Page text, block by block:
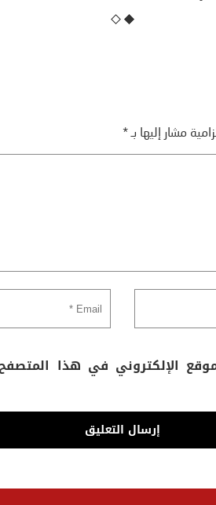
مشار إليها بـ*
الإلكتروني في هذا